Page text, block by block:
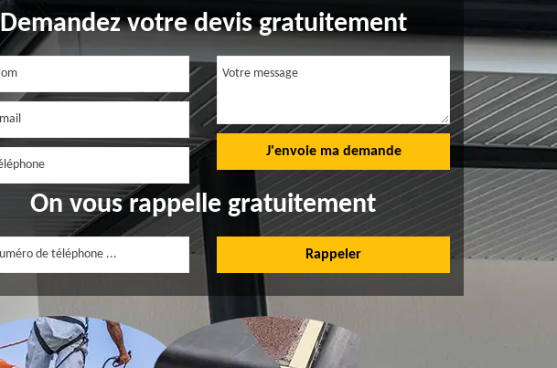
Demandez votre devis gratuitement
On vous rappelle gratuitement